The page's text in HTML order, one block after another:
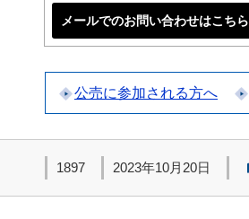
メールでのお問い合わせはこちら
公売に参加される方へ
1897 2023年10月20日